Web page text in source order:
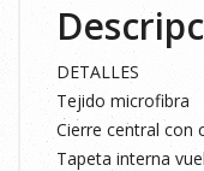
DETALLES
Tejido microfibra
Cierre central con
Tapeta interna